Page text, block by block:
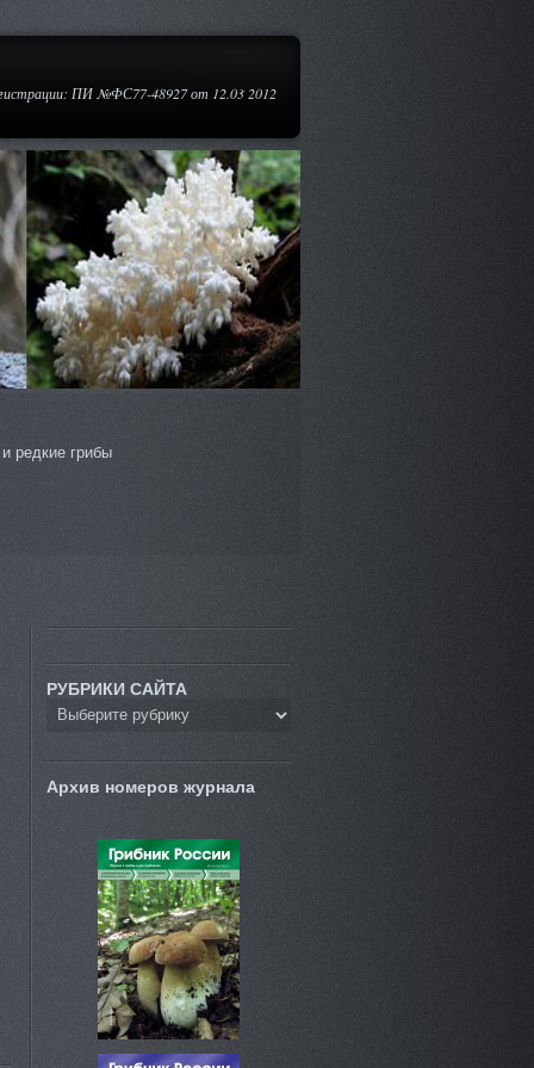
ПИ №ФС77-48927 от 12.03 2012
редкие грибы
РУБРИКИ САЙТА
Архив номеров журнала